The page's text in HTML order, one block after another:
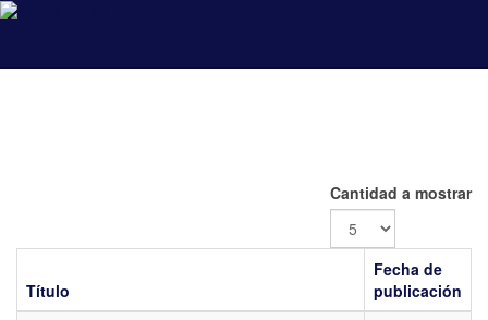
Cantidad a mostrar
Título
Fecha de
publicación